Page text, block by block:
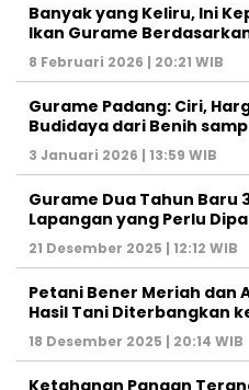
Banyak yang Keliru, Ini
Ikan Gurame
8 Februari 2026 | 20:21 WIB
Gurame Padang: Ciri,
Budidaya dari Benih
3 Januari 2026 | 13:59 WIB
Gurame Dua Tahun Baru
Lapangan yang Perlu
21 Desember 2025 | 12:12 WIB
Petani Bener Meriah dan
Hasil Tani Diterbangkan
18 Desember 2025 | 20:14 WIB
Ketahanan Pangan